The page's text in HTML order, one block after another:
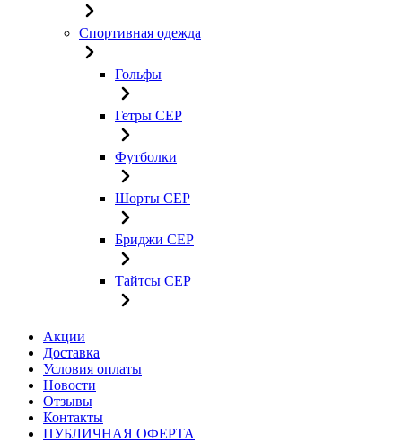
Спортивная одежда
Гольфы
Гетры CEP
Футболки
Шорты CEP
Бриджи CEP
Тайтсы CEP
Акции
Доставка
Условия оплаты
Новости
Отзывы
Контакты
ПУБЛИЧНАЯ ОФЕРТА